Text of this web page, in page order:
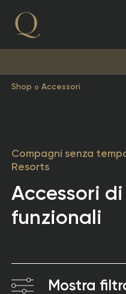
Shop Accessori
Compagni senza
Resorts
Accessori
funzionali
Mostra